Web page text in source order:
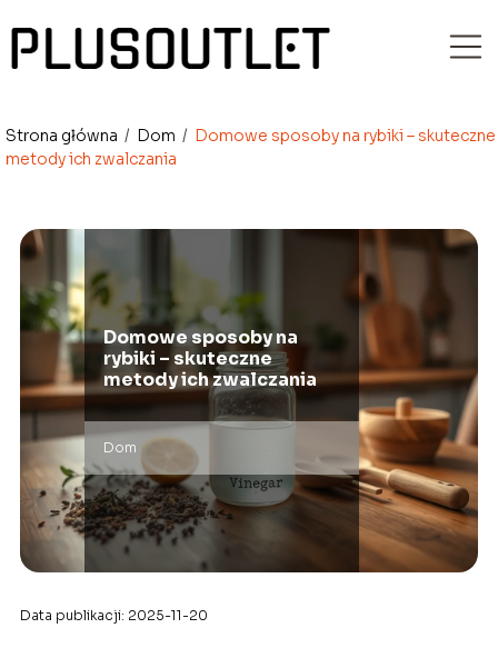
Strona główna / Dom / Domowe sposoby na rybiki – skuteczne
metody ich zwalczania
Domowe sposoby na
rybiki – skuteczne
metody ich zwalczania
Dom
Data publikacji: 2025-11-20